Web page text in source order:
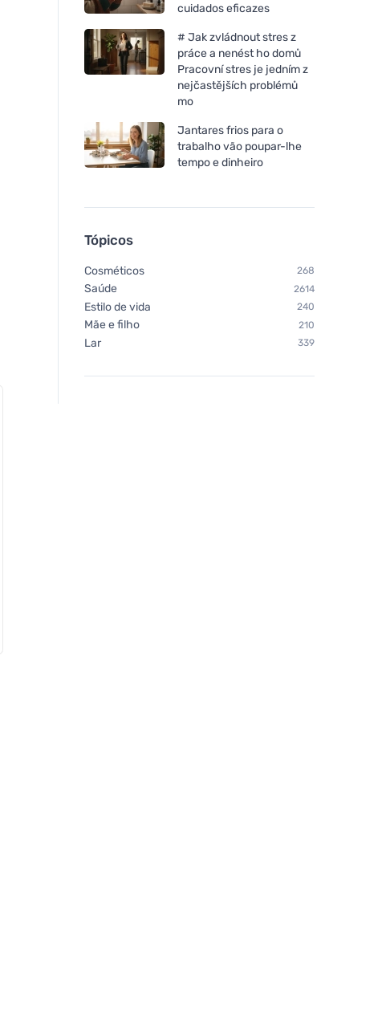
cuidados eficazes
# Jak zvládnout stres z
práce a nenést ho domů
Pracovní stres je jedním z
nejčastějších problémů
mo
Jantares frios para o
trabalho vão poupar-lhe
tempo e dinheiro
Tópicos
Cosméticos 268
Saúde 2614
Estilo de vida 240
Mãe e filho 210
Lar 339